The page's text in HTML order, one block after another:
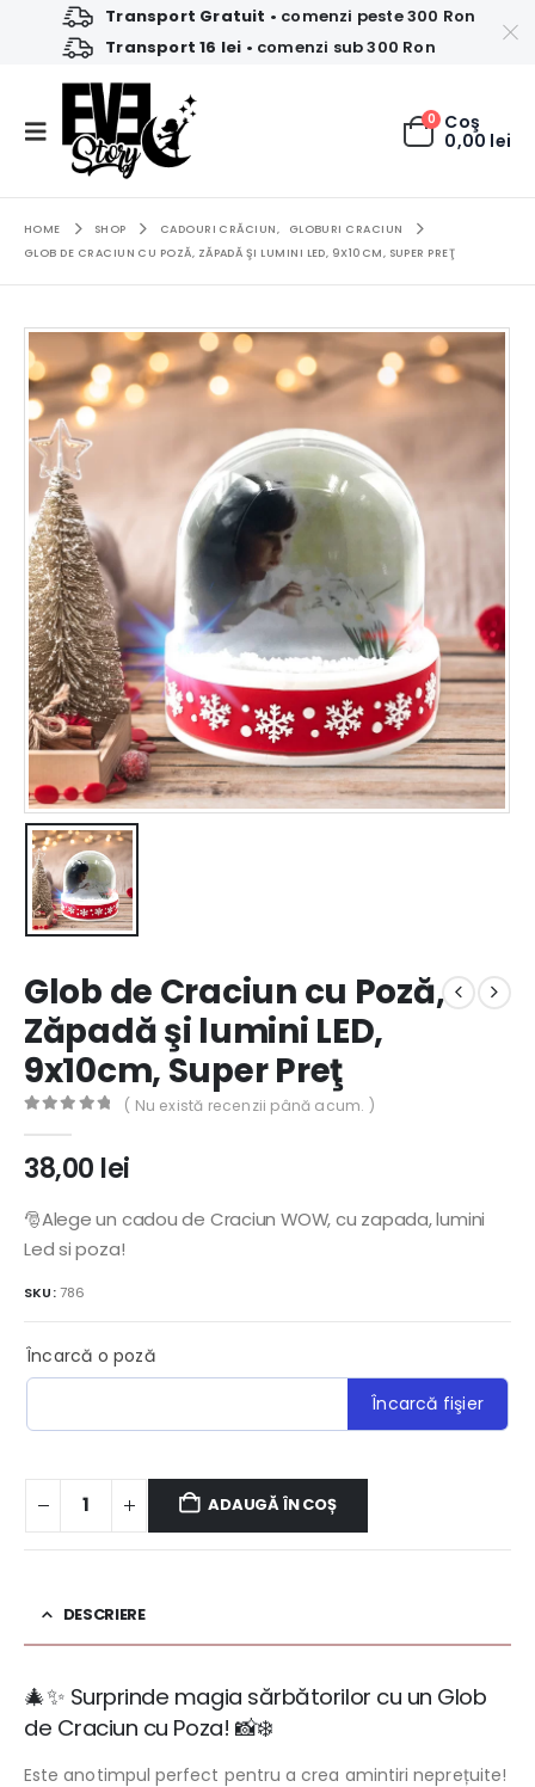
Transport Gratuit • comenzi peste 300 Ron
Transport 16 lei • comenzi sub 300 Ron
0 Coş
0,00 lei
HOME SHOP CADOURI CRĂCIUN,
GLOBURI CRACIUN
GLOB DE CRACIUN CU POZĂ, ZĂPADĂ ŞI LUMINI LED, 9X10CM, SUPER PREŢ
Glob de Craciun cu Poză,
Zăpadă şi lumini LED,
9x10cm, Super Preţ
( Nu există recenzii până acum. )
38,00 lei
🎅Alege un cadou de Craciun WOW, cu zapada, lumini
Led si poza!
SKU:786
Încarcă o poză
Încarcă fişier
ADAUGĂ ÎN COȘ
DESCRIERE
🎄✨ Surprinde magia sărbătorilor cu un Glob
de Craciun cu Poza! 📸❄️
Este anotimpul perfect pentru a crea amintiri neprețuite!